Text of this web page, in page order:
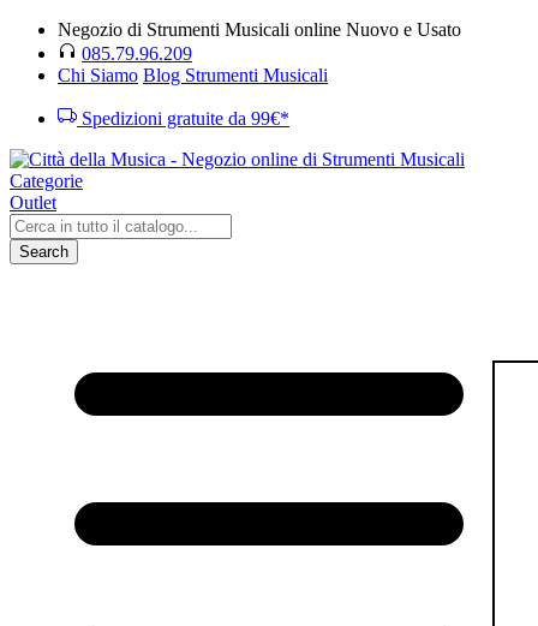
Negozio di Strumenti Musicali online Nuovo e Usato
085.79.96.209
Chi Siamo Blog Strumenti Musicali
Spedizioni gratuite da 99€*
Categorie
Outlet
Search